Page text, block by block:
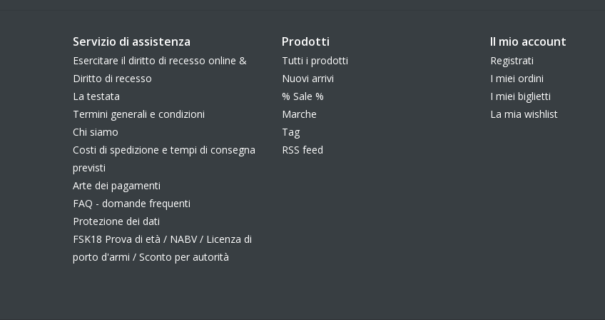
Servizio di assistenza
Esercitare il diritto di recesso online &
Diritto di recesso
La testata
Termini generali e condizioni
Chi siamo
Costi di spedizione e tempi di consegna
previsti
Arte dei pagamenti
FAQ - domande frequenti
Protezione dei dati
FSK18 Prova di età / NABV / Licenza di
porto d'armi / Sconto per autorità
Prodotti
Tutti i prodotti
Nuovi arrivi
% Sale %
Marche
Tag
RSS feed
Il mio account
Registrati
I miei ordini
I miei biglietti
La mia wishlist